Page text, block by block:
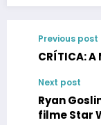
Previous post
CRÍTICA: A
Next post
Ryan
filme Star